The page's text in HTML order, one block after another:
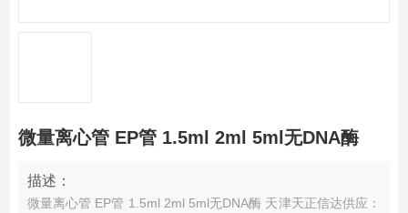
微量离心管 EP管 1.5ml 2ml 5ml无DNA酶
描述：
微量离心管 EP管 1.5ml 2ml 5ml无DNA酶 天津天正信达供应：